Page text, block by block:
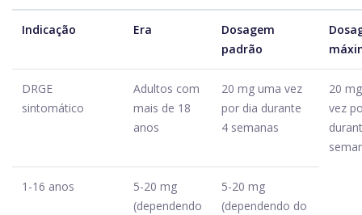
Indicação Era
Dosagem
padrão
DRGE
sintomático
Adultos com
mais de 18
anos
20 mg uma vez
por dia durante
4 semanas
20
vez
1-16 anos
5-20 mg
(dependendo
5-20 mg
(dependendo do